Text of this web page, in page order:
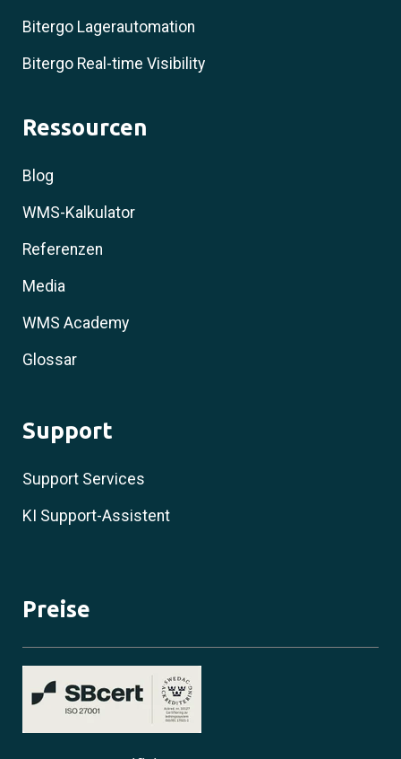
Bitergo Lagerautomation
Bitergo Real-time Visibility
Ressourcen
Blog
WMS-Kalkulator
Referenzen
Media
WMS Academy
Glossar
Support
Support Services
KI Support-Assistent
Preise